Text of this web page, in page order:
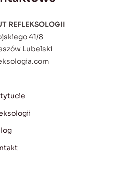
REFLEKSOLOGII
41/8
Lubelski